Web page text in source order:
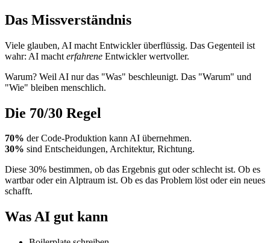
Das Missverständnis
Viele glauben, AI macht Entwickler überflüssig. Das Gegenteil ist
wahr: AI macht erfahrene Entwickler wertvoller.
Warum? Weil AI nur das "Was" beschleunigt. Das "Warum" und
"Wie" bleiben menschlich.
Die 70/30 Regel
70% der Code-Produktion kann AI übernehmen.
30% sind Entscheidungen, Architektur, Richtung.
Diese 30% bestimmen, ob das Ergebnis gut oder schlecht ist. Ob es
wartbar oder ein Alptraum ist. Ob es das Problem löst oder ein neues
schafft.
Was AI gut kann